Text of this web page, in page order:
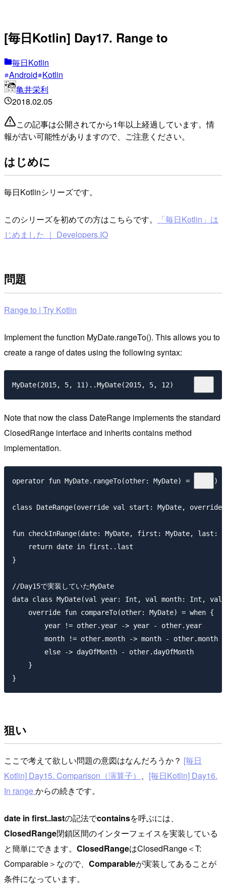
[毎日Kotlin] Day17. Range to
毎日Kotlin
Android Kotlin
亀井栄利
2018.02.05
この記事は公開されてから1年以上経過しています。情
報が古い可能性がありますので、ご注意ください。
はじめに
毎日Kotlinシリーズです。
このシリーズを初めての方はこちらです。
「毎日Kotlin」は
じめました ｜ Developers.IO
問題
Range to | Try Kotlin
Implement the function MyDate.rangeTo(). This allows you to
create a range of dates using the following syntax:
Note that now the class DateRange implements the standard
ClosedRange interface and inherits contains method
implementation.
operator fun MyDate.rangeTo(other: MyDate) = TODO()
class DateRange(override val start: MyDate, override
fun checkInRange(date: MyDate, first: MyDate, last:
    return date in first..last
}
//Day15で実装していたMyDate
data class MyDate(val year: Int, val month: Int, val
    override fun compareTo(other: MyDate) = when {
        year != other.year -> year - other.year
        month != other.month -> month - other.month
        else -> dayOfMonth - other.dayOfMonth
    }
狙い
ここで考えて欲しい問題の意図はなんだろうか？ [毎日
Kotlin] Day15. Comparison（演算子） 、 [毎日Kotlin] Day16.
In rangeからの続きです。
date in first..lastの記法でcontainsを呼ぶには、
ClosedRange閉鎖区間のインターフェイスを実装している
と簡単にできます。 ClosedRangeはClosedRange＜T:
Comparable＞なので、 Comparableが実装してあることが
条件になっています。